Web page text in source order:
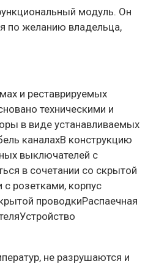
модуль. Он
по желанию владельца,
и реставрируемых
техническими и
в виде устанавливаемых
каналахВ конструкцию
выключателей с
в сочетании со скрытой
розетками, корпус
проводкиРаспаечная
не разрушаются и